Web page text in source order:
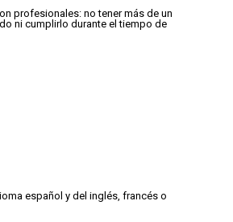
profesionales: no tener más de un
ni cumplirlo durante el tiempo de
español y del inglés, francés o